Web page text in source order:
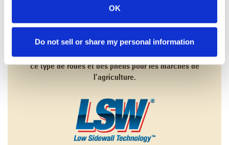
OK
Do not sell or share my personal information
que les ensembles de pneus et roues classiques. La
technologie LSW aide à éliminer les problèmes auxquels
rebondissement et le tassement du sol. Titan est la seule
entreprise capable de concevoir, de tester et de produire
ce type de roues et des pneus pour les marchés de
l’agriculture.